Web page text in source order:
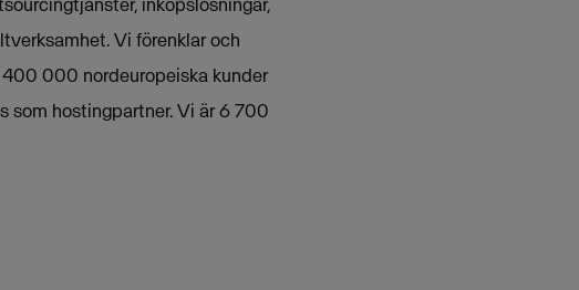
Vi förenklar och
000 nordeuropeiska kunder
som hostingpartner. Vi är 6 700